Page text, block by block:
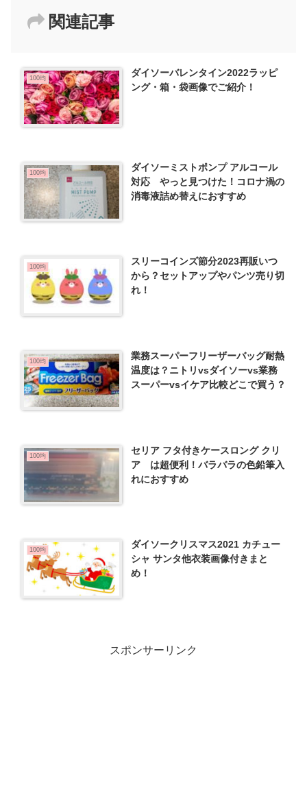
関連記事
100均
ダイソーバレンタイン2022ラッピ
ング・箱・袋画像でご紹介！
100均
ダイソーミストポンプ アルコール
対応 やっと見つけた！コロナ渦の
消毒液詰め替えにおすすめ
100均
スリーコインズ節分2023再販いつ
から？セットアップやパンツ売り切
れ！
100均
業務スーパーフリーザーバッグ耐熱
温度は？ニトリvsダイソーvs業務
スーパーvsイケア比較どこで買う？
100均
セリア フタ付きケースロング クリ
ア は超便利！バラバラの色鉛筆入
れにおすすめ
100均
ダイソークリスマス2021 カチュー
シャ サンタ他衣装画像付きまと
め！
スポンサーリンク